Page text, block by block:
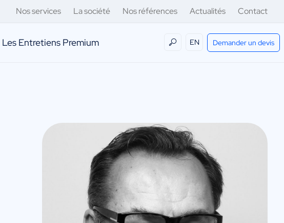
Nos services La société Nos références Actualités Contact
Les Entretiens Premium EN Demander un devis